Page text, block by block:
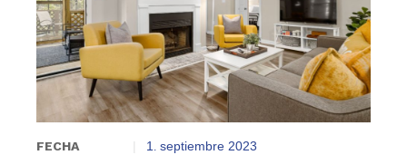
FECHA 1. septiembre 2023